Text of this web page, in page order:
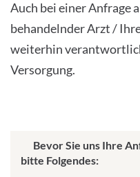
Auch bei einer Anfrage
behandelnder Arzt /
weiterhin
Versorgung.
Bevor Sie uns Ihre
bitte Folgendes: